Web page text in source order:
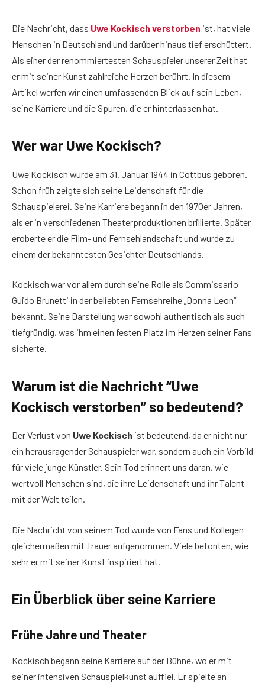
Die Nachricht, dass Uwe Kockisch verstorben ist, hat viele
Menschen in Deutschland und darüber hinaus tief erschüttert.
Als einer der renommiertesten Schauspieler unserer Zeit hat
er mit seiner Kunst zahlreiche Herzen berührt. In diesem
Artikel werfen wir einen umfassenden Blick auf sein Leben,
seine Karriere und die Spuren, die er hinterlassen hat.
Wer war Uwe Kockisch?
Uwe Kockisch wurde am 31. Januar 1944 in Cottbus geboren.
Schon früh zeigte sich seine Leidenschaft für die
Schauspielerei. Seine Karriere begann in den 1970er Jahren,
als er in verschiedenen Theaterproduktionen brillierte. Später
eroberte er die Film- und Fernsehlandschaft und wurde zu
einem der bekanntesten Gesichter Deutschlands.
Kockisch war vor allem durch seine Rolle als Commissario
Guido Brunetti in der beliebten Fernsehreihe „Donna Leon“
bekannt. Seine Darstellung war sowohl authentisch als auch
tiefgründig, was ihm einen festen Platz im Herzen seiner Fans
sicherte.
Warum ist die Nachricht “Uwe
Kockisch verstorben” so bedeutend?
Der Verlust von Uwe Kockisch ist bedeutend, da er nicht nur
ein herausragender Schauspieler war, sondern auch ein Vorbild
für viele junge Künstler. Sein Tod erinnert uns daran, wie
wertvoll Menschen sind, die ihre Leidenschaft und ihr Talent
mit der Welt teilen.
Die Nachricht von seinem Tod wurde von Fans und Kollegen
gleichermaßen mit Trauer aufgenommen. Viele betonten, wie
sehr er mit seiner Kunst inspiriert hat.
Ein Überblick über seine Karriere
Frühe Jahre und Theater
Kockisch begann seine Karriere auf der Bühne, wo er mit
seiner intensiven Schauspielkunst auffiel. Er spielte an